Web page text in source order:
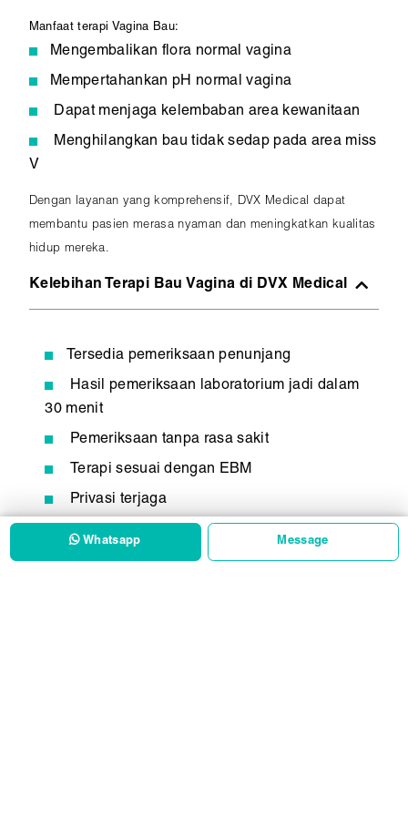
Whatsapp
Manfaat terapi Vagina Bau:
Mengembalikan flora normal vagina
Mempertahankan pH normal vagina
Dapat menjaga kelembaban area kewanitaan
Menghilangkan bau tidak sedap pada area miss
V
Dengan layanan yang komprehensif, DVX Medical dapat
membantu pasien merasa nyaman dan meningkatkan kualitas
hidup mereka.
Kelebihan Terapi Bau Vagina di DVX Medical
Tersedia pemeriksaan penunjang
Hasil pemeriksaan laboratorium jadi dalam
30 menit
Pemeriksaan tanpa rasa sakit
Terapi sesuai dengan EBM
Privasi terjaga
Pemeriksaan dengan Dokter SpKK